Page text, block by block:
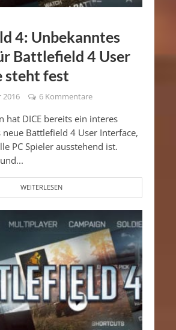
4: Unbekanntes
Battlefield 4 User
steht fest
2016 6 Kommentare
hat DICE bereits ein interes
Battlefield 4 User Interface,
PC Spieler ausstehend ist.
WEITERLESEN